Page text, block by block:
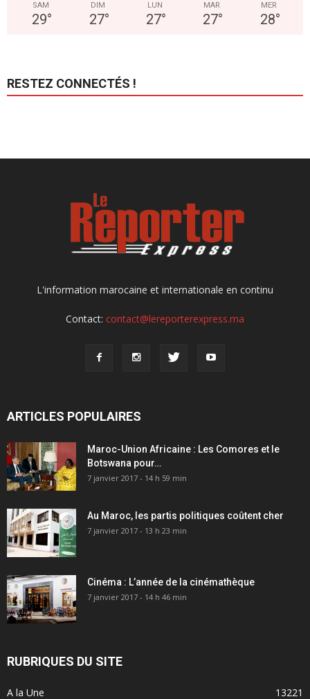
SAM
29°
DIM
27°
LUN
27°
MAR
27°
MER
28°
RESTEZ CONNECTÉS !
L'information marocaine et internationale en continu
Contact: contact@lereporterexpress.ma
ARTICLES POPULAIRES
Maroc-Union Africaine : Les Comores et le
Botswana pour…
7 janvier 2017 - 14 h 59 min
Au Maroc, les partis politiques coûtent cher
7 janvier 2017 - 13 h 23 min
Cinéma : L’année de la cinémathèque
7 janvier 2017 - 14 h 46 min
RUBRIQUES DU SITE
A la Une 13221